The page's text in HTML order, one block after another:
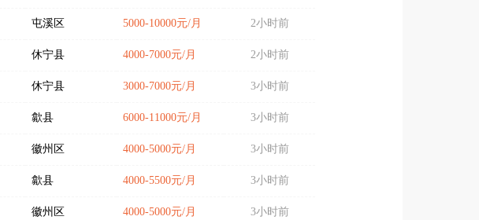
屯溪区 5000-10000元/月 2小时前
休宁县 4000-7000元/月 2小时前
休宁县 3000-7000元/月 3小时前
歙县 6000-11000元/月 3小时前
徽州区 4000-5000元/月 3小时前
歙县 4000-5500元/月 3小时前
徽州区 4000-5000元/月 3小时前